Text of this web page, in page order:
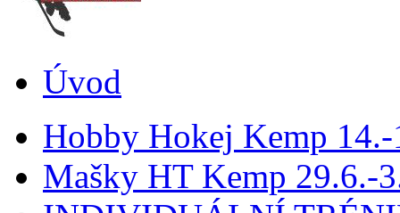
Úvod
Hobby Hokej Kemp
Mašky HT Kemp 29.6.-